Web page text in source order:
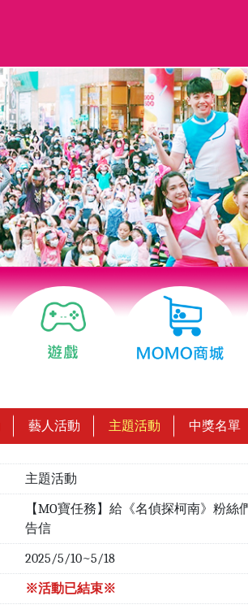
藝人活動 主題活動 中獎名單
主題活動
【MO寶任務】給《名偵探柯南》粉絲
告信
2025/5/10~5/18
※活動已結束※